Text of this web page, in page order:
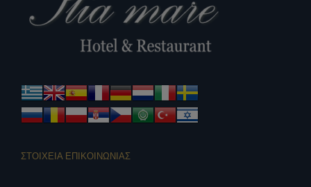
ΣΤΟΙΧΕΙΑ ΕΠΙΚΟΙΝΩΝΙΑΣ